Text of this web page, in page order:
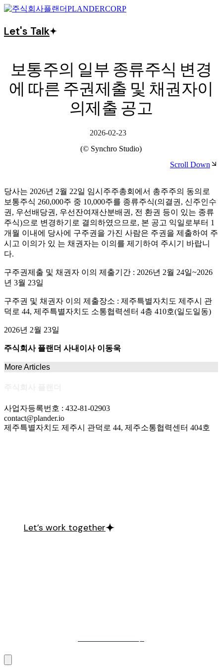
Let's Talk
보통주의 일부 종류주식 변경
에 따른 주권제출 및 채권자이
의제출 공고
2026-02-23
(© Synchro Studio)
Scroll Down
당사는 2026년 2월 22일 임시주주총회에서 총주주의 동의로
보통주식 260,000주 중 10,000주를 종류주식(의결권, 신주인수
권, 우선배당권, 우선잔여재산분배권, 전 환권 등이 있는 종류
주식)으로 변경하기로 결의하였으므로, 본 공고 익일로부터 1
개월 이내에 당사에 구주권을 가진 사람은 주권을 제출하여 주
시고 이의가 있 는 채권자는 이의를 제기하여 주시기 바랍니
다.
구주권제출 및 채권자 이의 제출기간 : 2026년 2월 24일~2026
년 3월 23일
구주권 및 채권자 이의 제출장소 : 제주특별자치도 제주시 관
덕로 44, 제주특별자치도 소통협력센터 4층 410호(일도일동)
2026년 2월 23일
주식회사 플랜더 사내이사 이동욱
More Articles
사업자등록번호 : 432-81-02903
contact@plander.io
제주특별자치도 제주시 관덕로 44, 제주소통협력센터 404호
Let’s work together